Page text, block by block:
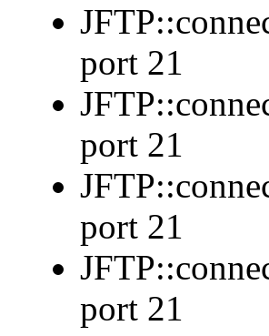
port 21
port 21
port 21
port 21